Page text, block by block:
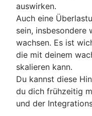
auswirken.
Auch eine
sein, insbesondere
wachsen. Es ist
die mit deinem
skalieren kann.
Du kannst diese
du dich frühzeitig
und der